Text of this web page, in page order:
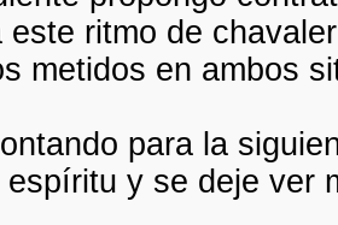
este ritmo de
metidos en ambos
para la
y se deje ver